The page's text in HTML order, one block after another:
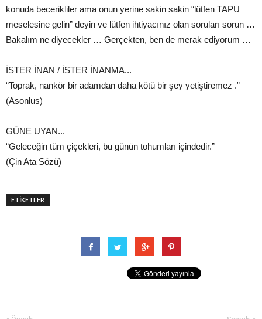
konuda becerikliler ama onun yerine sakin sakin “lütfen TAPU
meselesine gelin” deyin ve lütfen ihtiyacınız olan soruları sorun …
Bakalım ne diyecekler … Gerçekten, ben de merak ediyorum …
İSTER İNAN / İSTER İNANMA...
“Toprak, nankör bir adamdan daha kötü bir şey yetiştiremez .”
(Asonlus)
GÜNE UYAN...
“Geleceğin tüm çiçekleri, bu günün tohumları içindedir.”
(Çin Ata Sözü)
ETİKETLER